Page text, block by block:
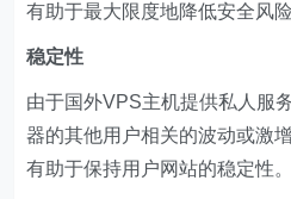
有助于最大限度地降低安全风险
稳定性
由于国外VPS主机提供私人服
器的其他用户相关的波动或激
有助于保持用户网站的稳定性。